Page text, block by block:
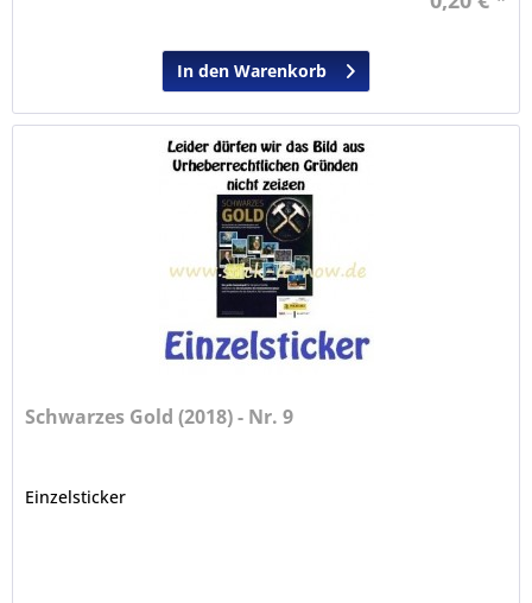
In den Warenkorb
Schwarzes Gold (2018) - Nr. 9
Einzelsticker